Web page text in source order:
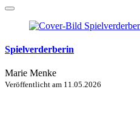
Spielverderberin
Marie Menke
Veröffentlicht am 11.05.2026